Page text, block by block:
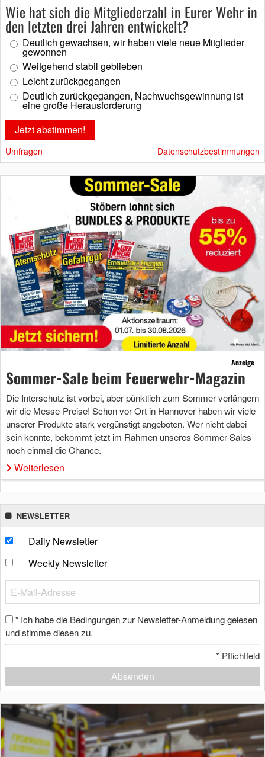
Wie hat sich die Mitgliederzahl in Eurer Wehr in
den letzten drei Jahren entwickelt?
Deutlich gewachsen, wir haben viele neue Mitglieder
gewonnen
Weitgehend stabil geblieben
Leicht zurückgegangen
Deutlich zurückgegangen, Nachwuchsgewinnung ist
eine große Herausforderung
Umfragen Datenschutzbestimmungen
Anzeige
Sommer-Sale beim Feuerwehr-Magazin
Die Interschutz ist vorbei, aber pünktlich zum Sommer verlängern
wir die Messe-Preise! Schon vor Ort in Hannover haben wir viele
unserer Produkte stark vergünstigt angeboten. Wer nicht dabei
sein konnte, bekommt jetzt im Rahmen unseres Sommer-Sales
noch einmal die Chance.
Weiterlesen
NEWSLETTER
Daily Newsletter
Weekly Newsletter
* Ich habe die Bedingungen zur Newsletter-Anmeldung gelesen
und stimme diesen zu.
* Pflichtfeld
Absenden